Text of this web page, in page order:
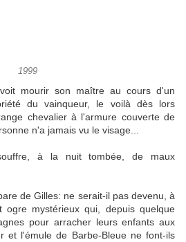
1999
mourir son maître au cours d'un
du vainqueur, le voilà dès lors
chevalier à l'armure couverte de
n'a jamais vu le visage...
à la nuit tombée, de maux
de Gilles: ne serait-il pas devenu, à
mystérieux qui, depuis quelque
pour arracher leurs enfants aux
et l'émule de Barbe-Bleue ne font-ils